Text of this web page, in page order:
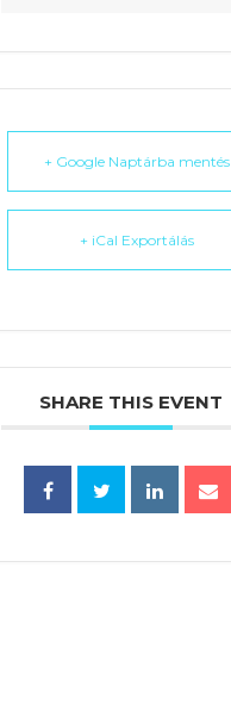
+ Google Naptárba mentés
+ iCal Exportálás
SHARE THIS EVENT